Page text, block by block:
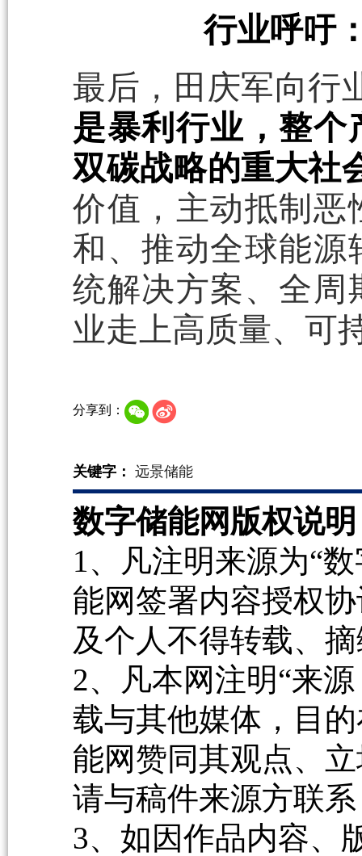
行业呼吁
最后，田庆军向行
是暴利行业，整
双碳战略的重大社
价值，主动抵制恶
和、推动全球能源
统解决方案、全周
业走上高质量、可
分享到：
关键字： 远景储能
数字储能网版权说
1、凡注明来源为“
能网签署内容授权
及个人不得转载、
2、凡本网注明“来
载与其他媒体，目
能网赞同其观点、
请与稿件来源方联
3、如因作品内容、